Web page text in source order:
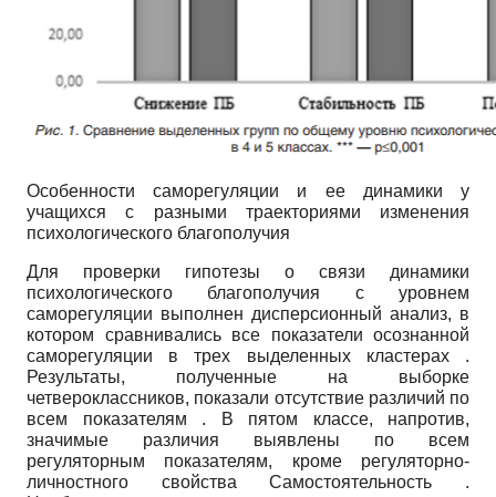
Особенности саморегуляции и ее динамики у
учащихся с разными траекториями изменения
психологического благополучия
Для проверки гипотезы о связи динамики
психологического благополучия с уровнем
саморегуляции выполнен дисперсионный анализ, в
котором сравнивались все показатели осознанной
саморегуляции в трех выделенных кластерах .
Результаты, полученные на выборке
четвероклассников, показали отсутствие различий по
всем показателям . В пятом классе, напротив,
значимые различия выявлены по всем
регуляторным показателям, кроме регуляторно-
личностного свойства Самостоятельность .